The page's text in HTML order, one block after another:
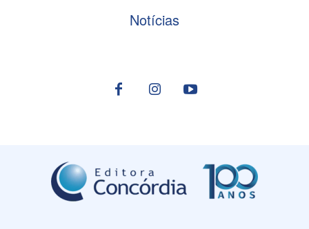
Notícias